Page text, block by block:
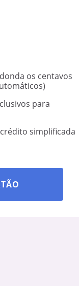
os centavos
para
simplificada